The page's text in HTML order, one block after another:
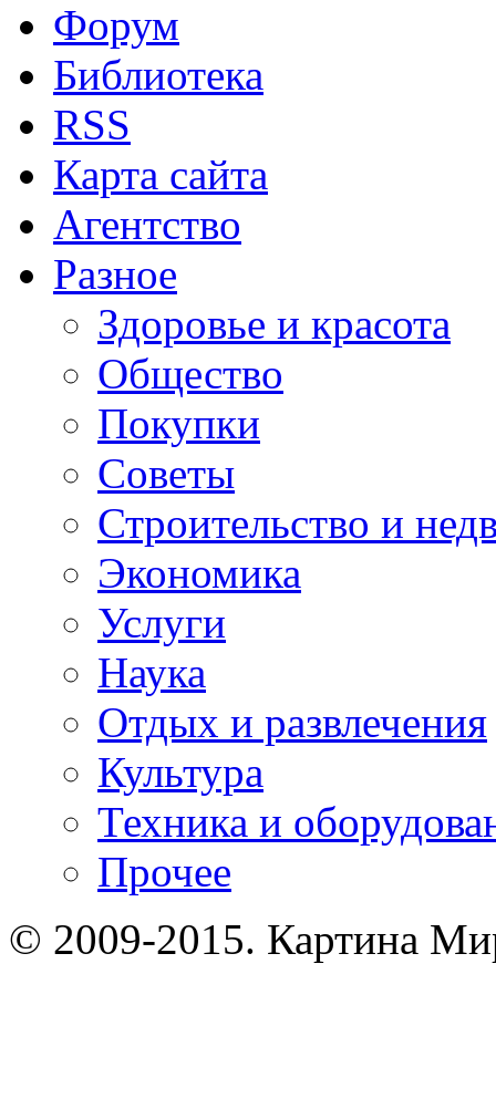
Форум
Библиотека
RSS
Карта сайта
Агентство
Разное
Здоровье и красота
Общество
Покупки
Советы
Строительство и
Экономика
Услуги
Наука
Отдых и развлечения
Культура
Техника и
Прочее
© 2009-2015. Картина